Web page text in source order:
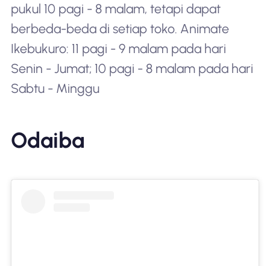
pukul 10 pagi - 8 malam, tetapi dapat
berbeda-beda di setiap toko. Animate
Ikebukuro: 11 pagi - 9 malam pada hari
Senin - Jumat; 10 pagi - 8 malam pada hari
Sabtu - Minggu
Odaiba